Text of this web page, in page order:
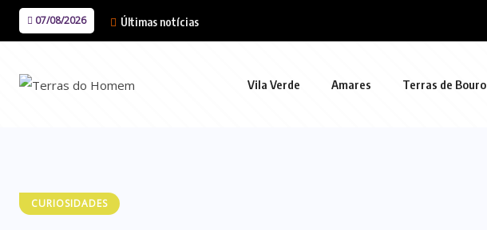
07/08/2026 Últimas notícias
Vila Verde Amares Terras de Bouro
CURIOSIDADES